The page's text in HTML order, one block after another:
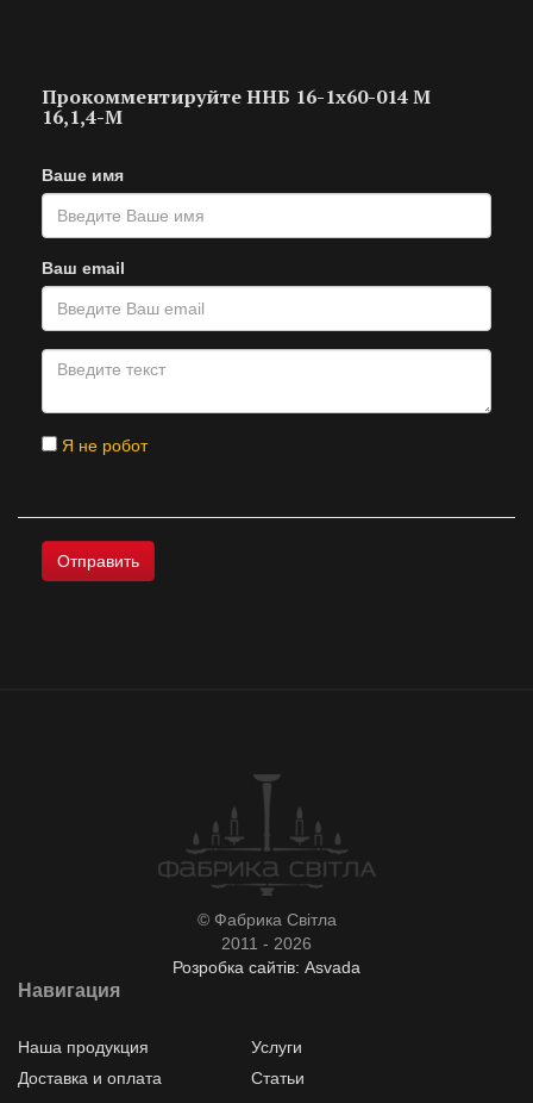
Прокомментируйте ННБ 16-1х60-014 M
16,1,4-M
Ваше имя
Ваш email
Я не робот
© Фабрика Світла
2011 - 2026
Розробка сайтів: Asvada
Навигация
Наша продукция
Услуги
Доставка и оплата
Статьи